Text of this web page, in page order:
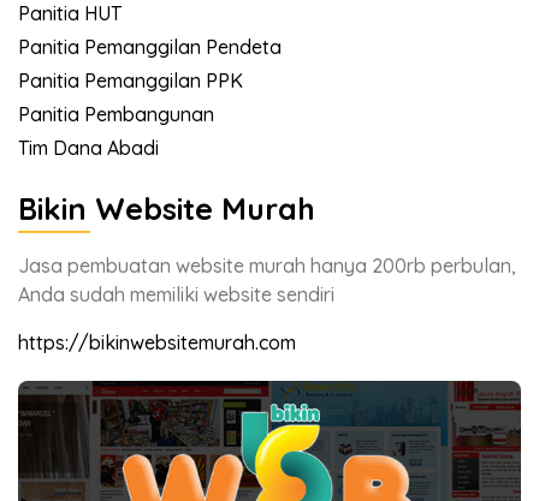
Panitia HUT
Panitia Pemanggilan Pendeta
Panitia Pemanggilan PPK
Panitia Pembangunan
Tim Dana Abadi
Bikin Website Murah
Jasa pembuatan website murah hanya 200rb perbulan,
Anda sudah memiliki website sendiri
https://bikinwebsitemurah.com